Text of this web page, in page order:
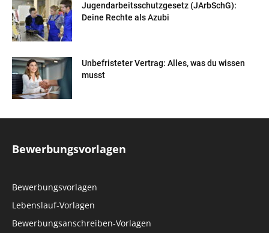
Jugendarbeitsschutzgesetz (JArbSchG):
Deine Rechte als Azubi
Unbefristeter Vertrag: Alles, was du wissen
musst
Bewerbungsvorlagen
Bewerbungsvorlagen
Lebenslauf-Vorlagen
Bewerbungsanschreiben-Vorlagen